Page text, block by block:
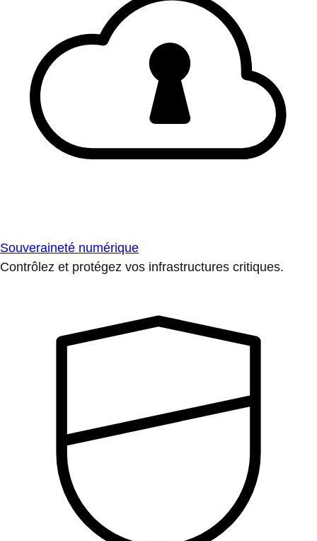
Souveraineté numérique
Contrôlez et protégez vos infrastructures critiques.